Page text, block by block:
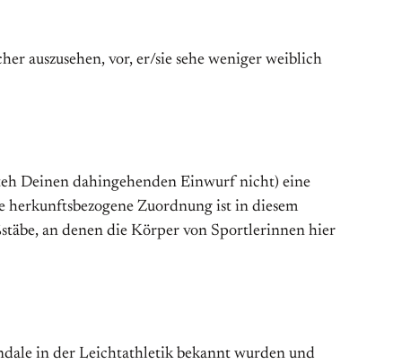
auszusehen, vor, er/sie sehe weniger weiblich
Deinen dahingehenden Einwurf nicht) eine
herkunftsbezogene Zuordnung ist in diesem
an denen die Körper von Sportlerinnen hier
in der Leichtathletik bekannt wurden und